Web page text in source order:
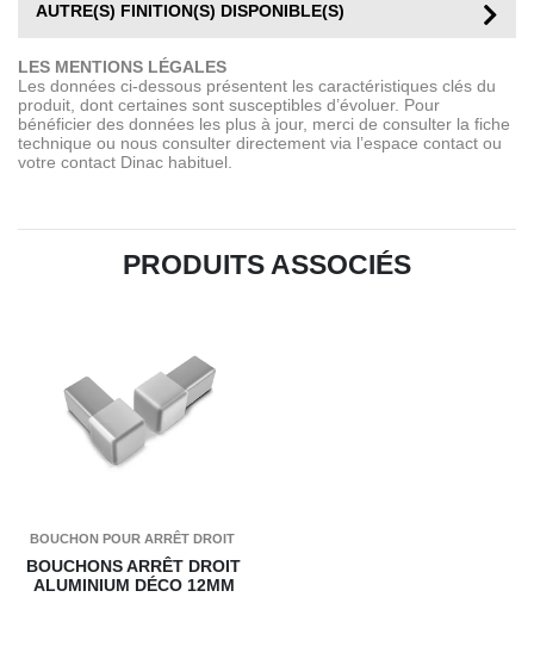
AUTRE(S) FINITION(S) DISPONIBLE(S)
LES MENTIONS LÉGALES
Les données ci-dessous présentent les caractéristiques clés du
produit, dont certaines sont susceptibles d’évoluer. Pour
bénéficier des données les plus à jour, merci de consulter la fiche
technique ou nous consulter directement via l’espace contact ou
votre contact Dinac habituel.
PRODUITS ASSOCIÉS
BOUCHON POUR ARRÊT DROIT
BOUCHONS ARRÊT DROIT
ALUMINIUM DÉCO 12MM